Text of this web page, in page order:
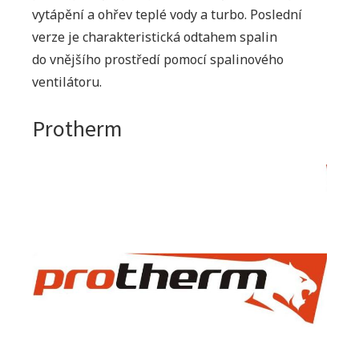
vytápění a ohřev teplé vody a turbo. Poslední
verze je charakteristická odtahem spalin
do vnějšího prostředí pomocí spalinového
ventilátoru.
Protherm